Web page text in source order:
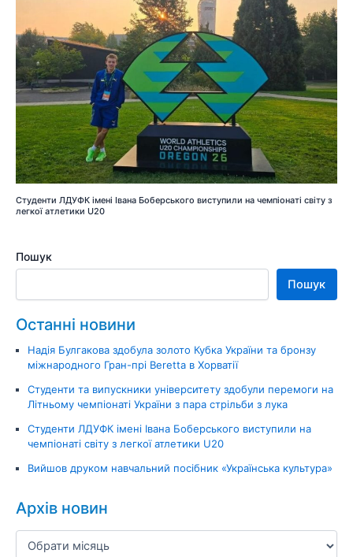
Студенти ЛДУФК імені Івана Боберського виступили на чемпіонаті світу з
легкої атлетики U20
Пошук
Пошук
Останні новини
Надія Булгакова здобула золото Кубка України та бронзу
міжнародного Гран-прі Beretta в Хорватії
Студенти та випускники університету здобули перемоги на
Літньому чемпіонаті України з пара стрільби з лука
Студенти ЛДУФК імені Івана Боберського виступили на
чемпіонаті світу з легкої атлетики U20
Вийшов друком навчальний посібник «Українська культура»
Архів новин